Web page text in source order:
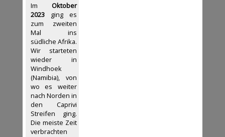
Im Oktober
2023ging es
zum zweiten
Mal ins
südliche Afrika.
Wir starteten
wieder in
Windhoek
(Namibia), von
wo es weiter
nach Norden in
den Caprivi
Streifen ging.
Die meiste Zeit
verbrachten